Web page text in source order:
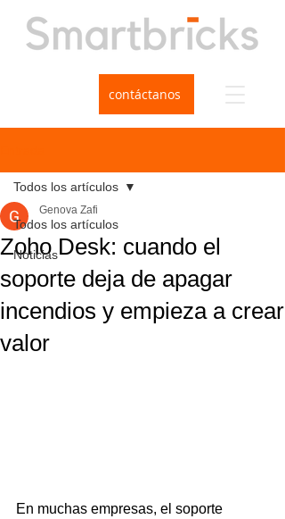
contáctanos
Todos los artículos
Noticias
Todos los artículos
Zoho Desk: cuando el
soporte deja de apagar
incendios y empieza a crear
valor
Genova Zafi
En muchas empresas, el soporte